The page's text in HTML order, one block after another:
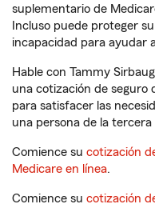
suplementario de
Incluso puede proteger
incapacidad para ayudar
Hable con Tammy
una cotización de seguro
para satisfacer las
una persona de la tercera
Comience su cotización
Medicare en línea.
Comience su cotización